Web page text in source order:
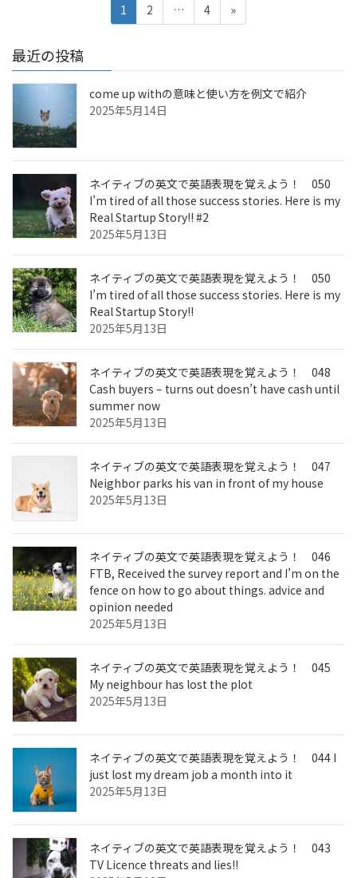
の
ペ
ー
ジ
送
り
固
定
1
固
定
2 …
固
定
4 »
最近の投稿
come up withの意味と使い方を例文で紹介
2025年5月14日
ネイティブの英文で英語表現を覚えよう！ 050
I’m tired of all those success stories. Here is my
Real Startup Story!! #2
2025年5月13日
ネイティブの英文で英語表現を覚えよう！ 050
I’m tired of all those success stories. Here is my
Real Startup Story!!
2025年5月13日
ネイティブの英文で英語表現を覚えよう！ 048
Cash buyers – turns out doesn’t have cash until
summer now
2025年5月13日
ネイティブの英文で英語表現を覚えよう！ 047
Neighbor parks his van in front of my house
2025年5月13日
ネイティブの英文で英語表現を覚えよう！ 046
FTB, Received the survey report and I’m on the
fence on how to go about things. advice and
opinion needed
2025年5月13日
ネイティブの英文で英語表現を覚えよう！ 045
My neighbour has lost the plot
2025年5月13日
ネイティブの英文で英語表現を覚えよう！ 044 I
just lost my dream job a month into it
2025年5月13日
ネイティブの英文で英語表現を覚えよう！ 043
TV Licence threats and lies!!